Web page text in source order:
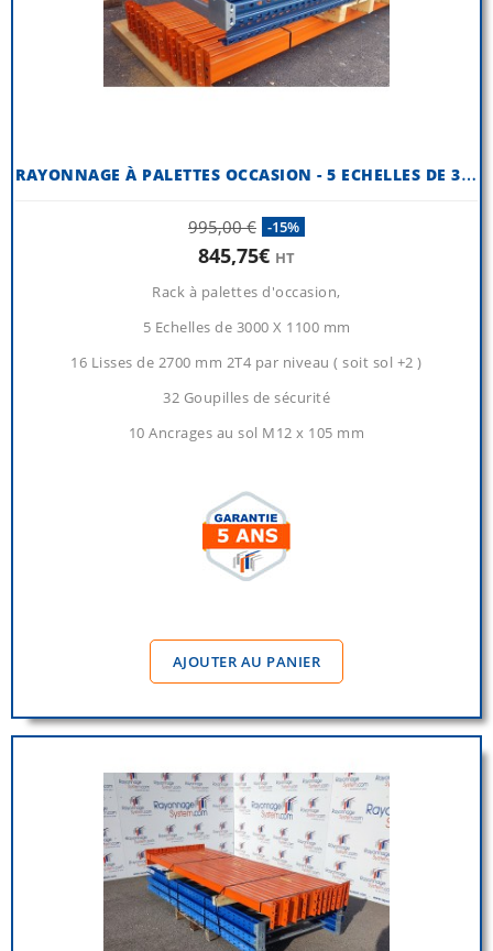
R
AYONNAGE À PALETTES OCCASION - 5 ECHELLES DE 3000 X 1100 MM
995,00 € -15%
845,75€ HT
Rack à palettes d'occasion,
5 Echelles de 3000 X 1100 mm
16 Lisses de 2700 mm 2T4 par niveau ( soit sol +2 )
32 Goupilles de sécurité
10 Ancrages au sol M12 x 105 mm
AJOUTER AU PANIER